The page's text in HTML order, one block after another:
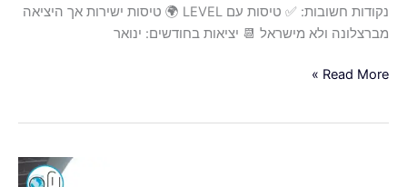
נקודות חשובות: ✅ טיסות עם LEVEL 🌍 טיסות ישירות אך היציאה
מברצלונה ולא מישראל 📆 יציאות בחודשים: ינואר
Read More »